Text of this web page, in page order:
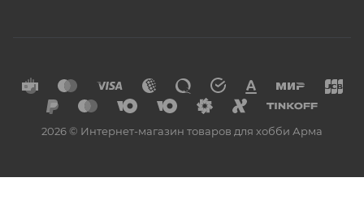
2026 © Интернет-магазин товаров для хобби Арма